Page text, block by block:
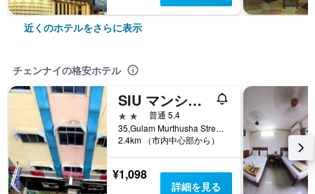
近くのホテルをさらに表示
チェンナイの格安ホテル
SIU マンション ロッジ
2つ星
普通 5.4
35,Gulam Murthusha Street, チェンナイ, インド
2.4km （市内中心部から）
¥1,098
詳細を見る